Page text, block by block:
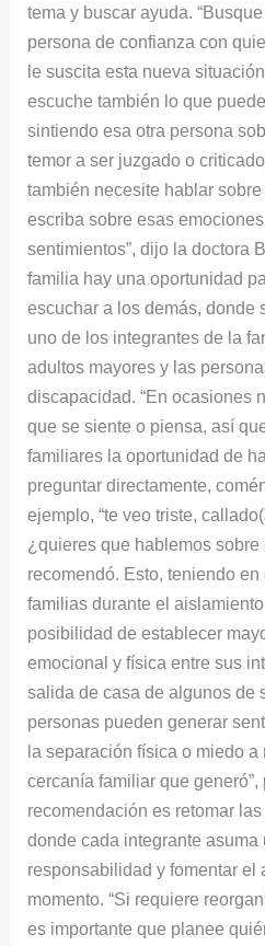
tema y buscar ayuda.
persona de confianza con
le suscita esta nueva
escuche también lo que
sintiendo esa otra persona
temor a ser juzgado o
también necesite hablar
escriba sobre esas
sentimientos”, dijo la doctora
familia hay una oportunidad
escuchar a los demás, donde
uno de los integrantes de la
adultos mayores y las
discapacidad. “En ocasiones
que se siente o piensa, así
familiares la oportunidad de
preguntar directamente,
ejemplo, “te veo triste,
¿quieres que hablemos sobre
recomendó. Esto, teniendo
familias durante el
posibilidad de establecer
emocional y física entre sus
salida de casa de algunos de
personas pueden generar
la separación física o miedo
cercanía familiar que generó”,
recomendación es retomar
donde cada integrante
responsabilidad y fomentar el
momento. “Si requiere
es importante que planee